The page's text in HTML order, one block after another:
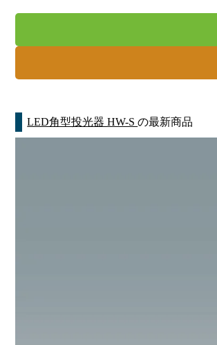
LED角型投光器 HW-Sの最新商品